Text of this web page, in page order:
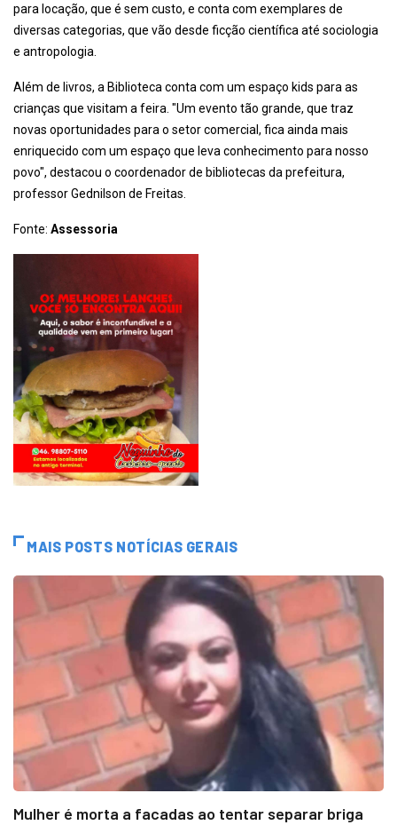
para locação, que é sem custo, e conta com exemplares de
diversas categorias, que vão desde ficção científica até sociologia
e antropologia.
Além de livros, a Biblioteca conta com um espaço kids para as
crianças que visitam a feira. "Um evento tão grande, que traz
novas oportunidades para o setor comercial, fica ainda mais
enriquecido com um espaço que leva conhecimento para nosso
povo", destacou o coordenador de bibliotecas da prefeitura,
professor Gednilson de Freitas.
Fonte: Assessoria
MAIS POSTS NOTÍCIAS GERAIS
Mulher é morta a facadas ao tentar separar briga